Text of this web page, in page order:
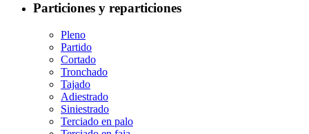
Particiones y reparticiones
Pleno
Partido
Cortado
Tronchado
Tajado
Adiestrado
Siniestrado
Terciado en palo